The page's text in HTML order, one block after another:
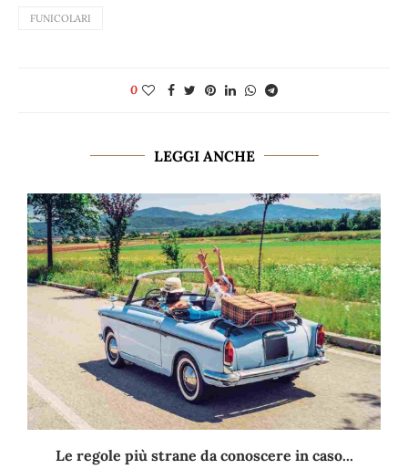
FUNICOLARI
0
LEGGI ANCHE
Le regole più strane da conoscere in caso...